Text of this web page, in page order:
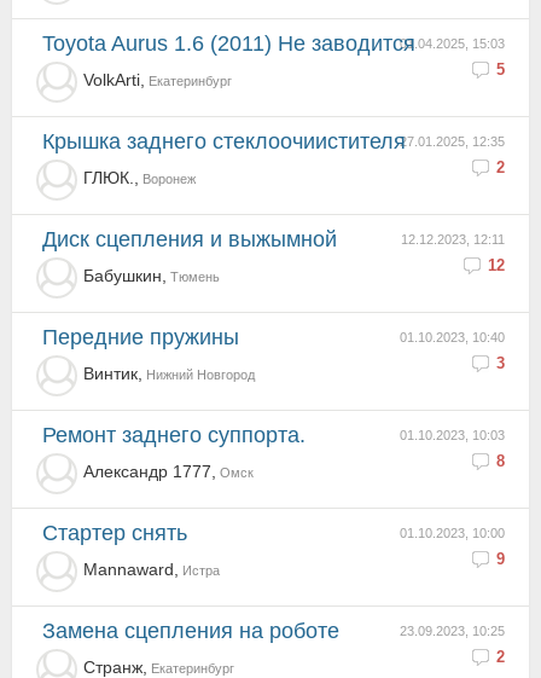
01.04.2025, 15:03
5
Toyota Aurus 1.6 (2011) Не заводится
VolkArti, Екатеринбург
27.01.2025, 12:35
2
Крышка заднего стеклоочиистителя
ГЛЮК., Воронеж
12.12.2023, 12:11
12
Диск сцепления и выжымной
Бабушкин, Тюмень
01.10.2023, 10:40
3
Передние пружины
Винтик, Нижний Новгород
01.10.2023, 10:03
8
Ремонт заднего суппорта.
Александр 1777, Омск
01.10.2023, 10:00
9
Стартер снять
Mannaward, Истра
23.09.2023, 10:25
2
Замена сцепления на роботе
Странж, Екатеринбург